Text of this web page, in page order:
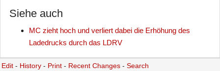
Siehe auch
MC zieht hoch und verliert dabei die Erhöhung des
Ladedrucks durch das LDRV
Edit - History - Print - Recent Changes - Search